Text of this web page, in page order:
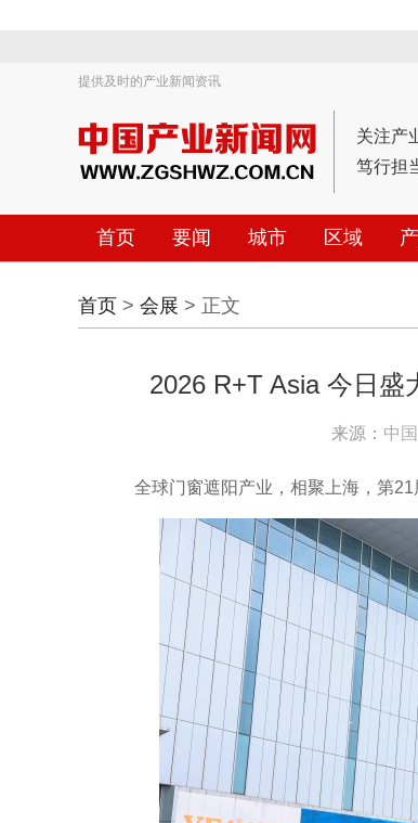
提供及时的产业新闻资讯
关注产
笃行担
首页 要闻 城市 区域
首页 > 会展 > 正文
2026 R+T Asia 今日盛
来源： 中
全球门窗遮阳产业，相聚上海，第21